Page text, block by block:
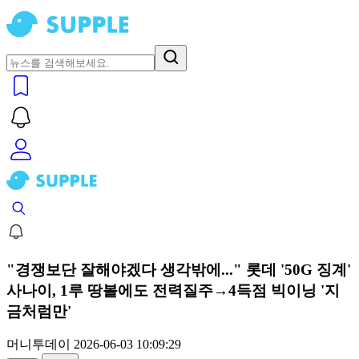
"경쟁보단 잘해야겠다 생각밖에..." 롯데 '50G 징계'
사나이, 1루 땅볼에도 전력질주→4득점 빅이닝 '지
금처럼만'
머니투데이 2026-06-03 10:09:29